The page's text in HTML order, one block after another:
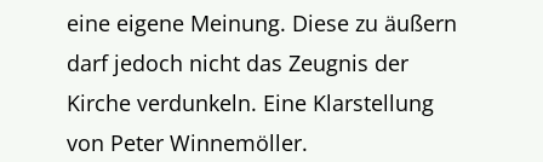
eine eigene Meinung. Diese zu äußern
darf jedoch nicht das Zeugnis der
Kirche verdunkeln. Eine Klarstellung
von Peter Winnemöller.